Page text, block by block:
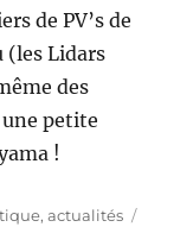
de PV’s de
(les Lidars
des
petite
!
actualités